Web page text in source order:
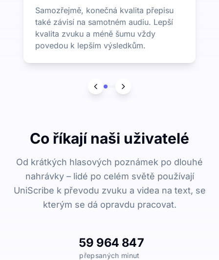
Samozřejmě, konečná kvalita přepisu
také závisí na samotném audiu. Lepší
kvalita zvuku a méně šumu vždy
povedou k lepším výsledkům.
Co říkají naši uživatelé
Od krátkých hlasových poznámek po dlouhé
nahrávky – lidé po celém světě používají
UniScribe k převodu zvuku a videa na text, se
kterým se dá opravdu pracovat.
59 964 847
přepsaných minut